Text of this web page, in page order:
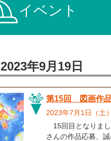
イベント
2023年9月19日
第15回 図画作品
2023年7月1日（土
15回目となりまし
さんの作品応募、誠にあり